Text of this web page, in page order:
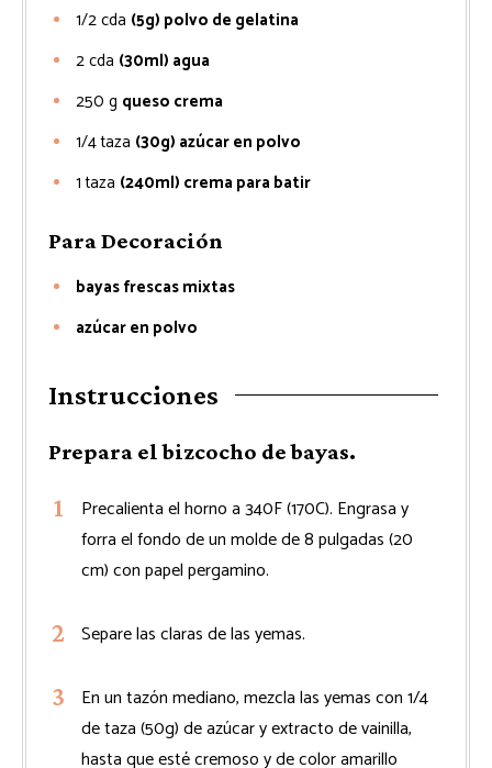
1/2cda (5g) polvo de gelatina
2cda (30ml) agua
250 g queso crema
1/4taza (30g) azúcar en polvo
1 taza (240ml) crema para batir
Para Decoración
bayas frescas mixtas
azúcar en polvo
Instrucciones
Prepara el bizcocho de bayas.
Precalienta el horno a 340F (170C). Engrasa y
forra el fondo de un molde de 8 pulgadas (20
cm) con papel pergamino.
Separe las claras de las yemas.
En un tazón mediano, mezcla las yemas con 1/4
de taza (50g) de azúcar y extracto de vainilla,
hasta que esté cremoso y de color amarillo